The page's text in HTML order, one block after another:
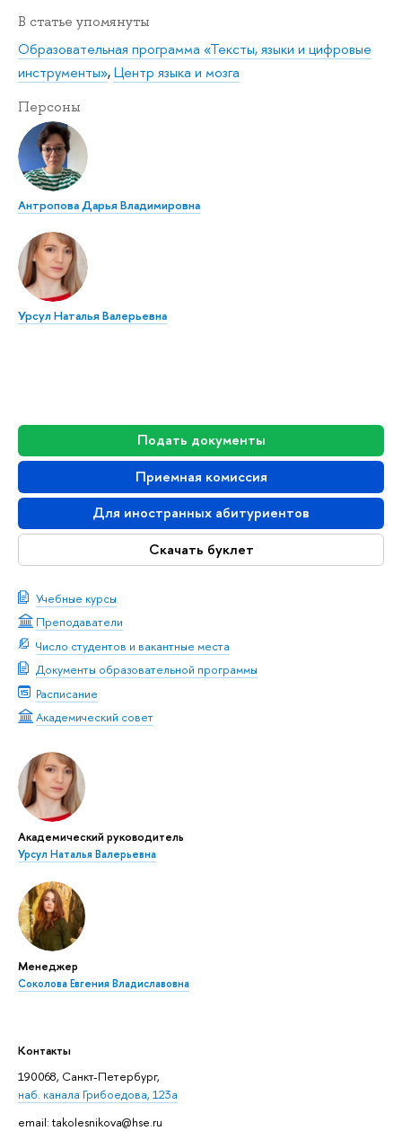
Подать документы
Приемная комиссия
Для иностранных абитуриентов
Скачать буклет
Учебные курсы
Преподаватели
Число студентов и вакантные места
Документы образовательной программы
Расписание
Академический совет
Академический руководитель
Урсул Наталья Валерьевна
Менеджер
Соколова Евгения Владиславовна
Контакты
190068, Санкт-Петербург,
наб. канала Грибоедова, 123а
email: takolesnikova@hse.ru
В статье упомянуты
Образовательная программа «Тексты, языки и цифровые
инструменты»,Центр языка и мозга
Персоны
Антропова Дарья Владимировна
Урсул Наталья Валерьевна